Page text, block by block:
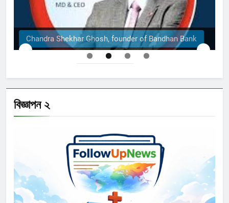
Shekhar Ghosh, founder of Bandhan Bank
বিজ্ঞাপন ২